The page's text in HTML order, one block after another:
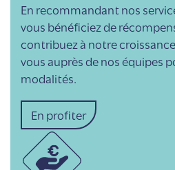
En recommandant nos
vous bénéficiez de
contribuez à notre
vous auprès de nos équipes
modalités.
En profiter